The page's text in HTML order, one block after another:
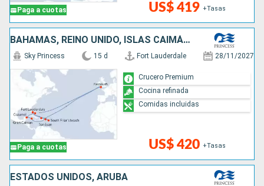
Paga a cuotas US$ 419 +Tasas
BAHAMAS, REINO UNIDO, ISLAS CAIMÁN, MÉXICO, ESTADOS UNIDOS, PUERTO RICO, REPÚBLICA DOMINICANA
Paga a cuotas
Sky Princess 15 d Fort Lauderdale 28/11/2027
US$ 420 +Tasas
Crucero Premium
Cocina refinada
Comidas incluidas
ESTADOS UNIDOS, ARUBA